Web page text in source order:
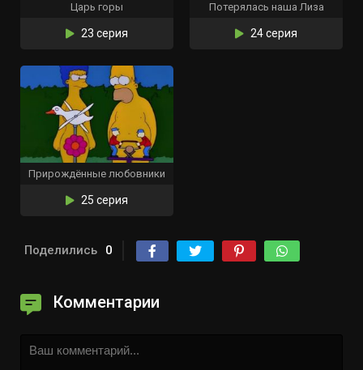
Царь горы
23 серия
Потерялась наша Лиза
24 серия
Прирождённые любовники
25 серия
Поделились 0
Комментарии